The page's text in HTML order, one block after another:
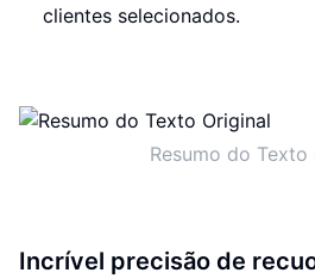
clientes selecionados.
Resumo do Texto
Incrível precisão de